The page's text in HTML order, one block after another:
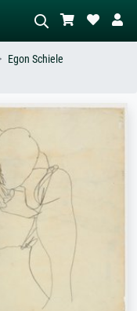
Sie die Szene – z.B. Grüne
mit viel Rot, Dunkles
Stehender Akt neben einem
Baum.
Egon Schiele